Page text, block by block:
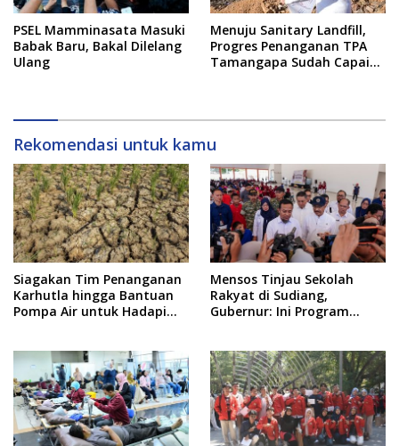
PSEL Mamminasata Masuki
Babak Baru, Bakal Dilelang
Ulang
Menuju Sanitary Landfill,
Progres Penanganan TPA
Tamangapa Sudah Capai
Rekomendasi untuk kamu
Siagakan Tim Penanganan
Karhutla hingga Bantuan
Pompa Air untuk Hadapi
Mensos Tinjau Sekolah
Rakyat di Sudiang,
Gubernur: Ini Program